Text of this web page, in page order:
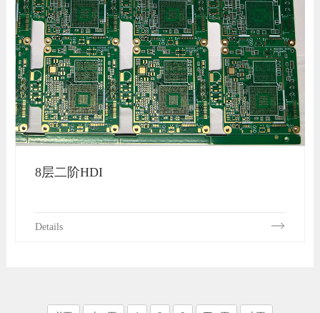
8层二阶HDI
Details